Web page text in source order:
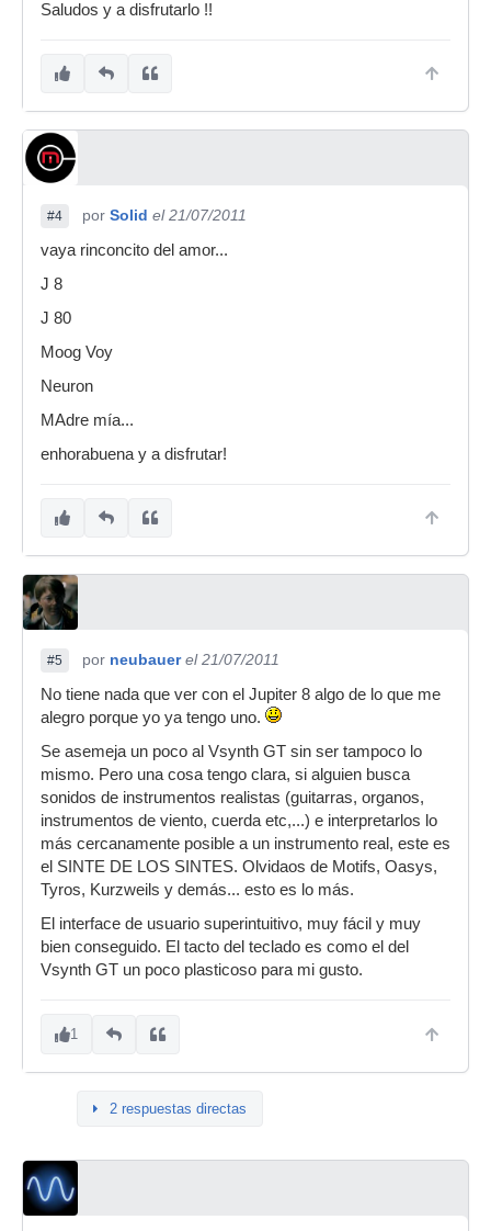
Saludos y a disfrutarlo !!
#4 por Solid el 21/07/2011
vaya rinconcito del amor...
J 8
J 80
Moog Voy
Neuron
MAdre mía...
enhorabuena y a disfrutar!
#5 por neubauer el 21/07/2011
No tiene nada que ver con el Jupiter 8 algo de lo que me
alegro porque yo ya tengo uno.
Se asemeja un poco al Vsynth GT sin ser tampoco lo
mismo. Pero una cosa tengo clara, si alguien busca
sonidos de instrumentos realistas (guitarras, organos,
instrumentos de viento, cuerda etc,...) e interpretarlos lo
más cercanamente posible a un instrumento real, este es
el SINTE DE LOS SINTES. Olvidaos de Motifs, Oasys,
Tyros, Kurzweils y demás... esto es lo más.
El interface de usuario superintuitivo, muy fácil y muy
bien conseguido. El tacto del teclado es como el del
Vsynth GT un poco plasticoso para mi gusto.
1
2 respuestas directas